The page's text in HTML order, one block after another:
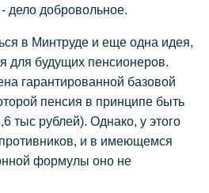
дело добровольное.
в Минтруде и еще одна идея,
для будущих пенсионеров.
гарантированной базовой
пенсия в принципе быть
тыс рублей). Однако, у этого
и в имеющемся
формулы оно не